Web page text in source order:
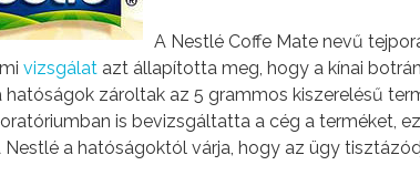
A Nestlé Coffe Mate nevű
vizsgálat azt állapította meg, hogy a kínai
hatóságok zároltak az 5 grammos kiszerelésű
is bevizsgáltatta a cég a terméket,
Nestlé a hatóságoktól várja, hogy az ügy